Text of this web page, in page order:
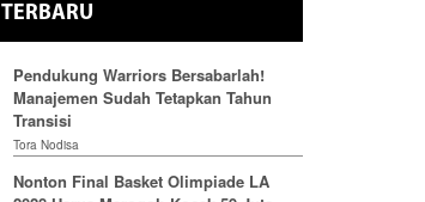
TERBARU
Pendukung Warriors Bersabarlah!
Manajemen Sudah Tetapkan Tahun
Transisi
Tora Nodisa
Nonton Final Basket Olimpiade LA